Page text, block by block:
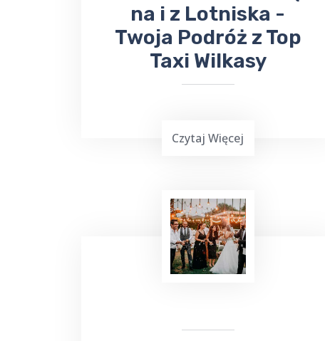
na i z Lotniska -
Twoja Podróż z Top
Taxi Wilkasy
TOP Taxi Wilkasy oferuje usługi
transportowe na lotniska w
Warszawie,Gdańsku , Olsztynie-
Szymanyoraz Port Lotniczy
Czytaj Więcej